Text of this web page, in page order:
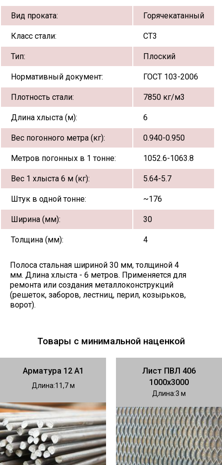
Вид проката: Горячекатанный
Класс стали: СТ3
Тип: Плоский
Нормативный документ: ГОСТ 103-2006
Плотность стали: 7850 кг/м3
Длина хлыста (м): 6
Вес погонного метра (кг): 0.940-0.950
Метров погонных в 1 тонне: 1052.6-1063.8
Вес 1 хлыста 6 м (кг): 5.64-5.7
Штук в одной тонне: ~176
Ширина (мм): 30
Толщина (мм): 4
Полоса стальная шириной 30 мм, толщиной 4
мм. Длина хлыста - 6 метров. Применяется для
ремонта или создания металлоконструкций
(решеток, заборов, лестниц, перил, козырьков,
ворот).
Товары с минимальной наценкой
Арматура 12 А1
Длина 11,7
Лист ПВЛ 406
1000х3000
Длина 3